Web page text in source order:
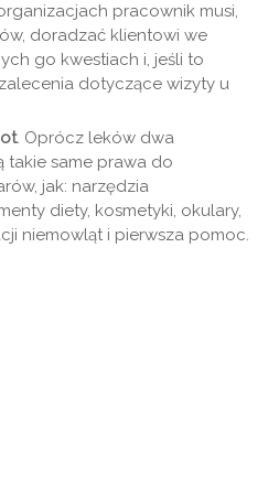
pracownik musi,
doradzać klientowi we
go kwestiach i, jeśli to
dotyczące wizyty u
. Oprócz leków dwa
takie same prawa do
jak: narzędzia
diety, kosmetyki, okulary,
niemowląt i pierwsza pomoc.